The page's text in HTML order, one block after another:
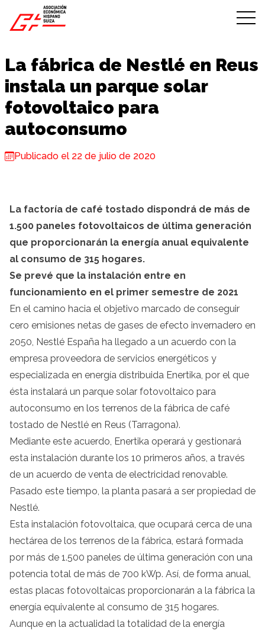
Skip to content
La fábrica de Nestlé en Reus
instala un parque solar
fotovoltaico para
autoconsumo
Publicado el 22 de julio de 2020
La factoría de café tostado dispondrá de más de
1.500 paneles fotovoltaicos de última generación
que proporcionarán la energía anual equivalente
al consumo de 315 hogares.
Se prevé que la instalación entre en
funcionamiento en el primer semestre de 2021
En el camino hacia el objetivo marcado de conseguir
cero emisiones netas de gases de efecto invernadero en
2050, Nestlé España ha llegado a un acuerdo con la
empresa proveedora de servicios energéticos y
especializada en energía distribuida Enertika, por el que
ésta instalará un parque solar fotovoltaico para
autoconsumo en los terrenos de la fábrica de café
tostado de Nestlé en Reus (Tarragona).
Mediante este acuerdo, Enertika operará y gestionará
esta instalación durante los 10 primeros años, a través
de un acuerdo de venta de electricidad renovable.
Pasado este tiempo, la planta pasará a ser propiedad de
Nestlé.
Esta instalación fotovoltaica, que ocupará cerca de una
hectárea de los terrenos de la fábrica, estará formada
por más de 1.500 paneles de última generación con una
potencia total de más de 700 kWp. Así, de forma anual,
estas placas fotovoltaicas proporcionarán a la fábrica la
energía equivalente al consumo de 315 hogares.
Aunque en la actualidad la totalidad de la energía